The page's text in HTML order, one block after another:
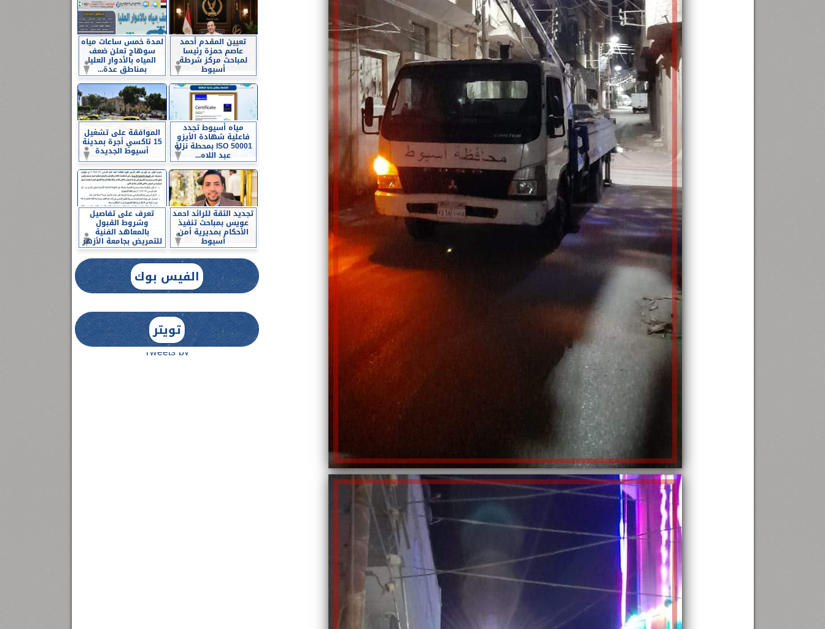
تعيين المقدم أحمد
عاصم حمزة رئيسا
لمباحث مركز شرطة
أسيوط
لمدة خمس ساعات مياه
سوهاج تعلن ضعف
المياه بالأدوار العليا
بمناطق عدة...
مياه أسيوط تجدد
فاعلية شهادة الأيزو
ISO 50001 بمحطة نزلة
عبد اللاه...
الموافقة على تشغيل
15 تاكسي أجرة بمدينة
أسيوط الجديدة
تجديد الثقة للرائد احمد
عويس بمباحث تنفيذ
الأحكام بمديرية أمن
أسيوط
تعرف على تفاصيل
وشروط القبول
بالمعاهد الفنية
للتمريض بجامعة الأزهر
الفيس بوك
تويتر
Tweets by